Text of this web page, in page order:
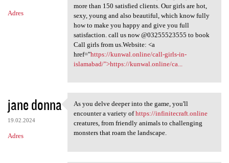
Adres
more than 150 satisfied clients. Our girls are hot,
sexy, young and also beautiful, which know fully
how to make you happy and give you full
satisfaction. call us now @03255523555 to book
Call girls from us.Website: <a
href="https://kunwal.online/call-girls-in-
islamabad/">https://kunwal.online/ca...
jane donna
19.02.2024
Adres
As you delve deeper into the
As you delve deeper into the game, you'll
encounter a variety ofhttps://infinitecraft.online
creatures, from friendly animals to challenging
monsters that roam the landscape.